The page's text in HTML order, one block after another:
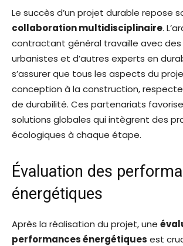
Le succès d’un projet durable repose
collaboration multidisciplinaire.
contractant général travaille avec des
urbanistes et d’autres experts en
s’assurer que tous les aspects du
conception à la construction,
de durabilité. Ces partenariats
solutions globales qui intègrent des
écologiques à chaque étape.
Évaluation des
énergétiques
Après la réalisation du projet, une
performances énergétiques est